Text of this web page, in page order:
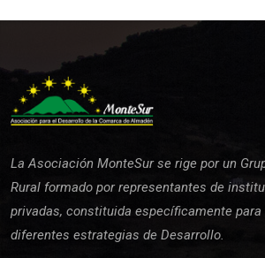
La Asociación MonteSur se rige por un
Rural formado por representantes de
privadas, constituida específicamente
diferentes estrategias de Desarrollo.